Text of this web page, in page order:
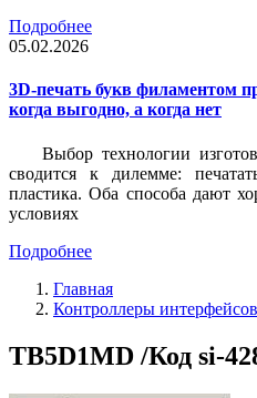
Подробнее
05.02.2026
3D-печать букв филаментом
когда выгодно, а когда нет
Выбор технологии
сводится к дилемме:
пластика. Оба способа дают
условиях
Подробнее
Главная
Контроллеры интерфейсов
TB5D1MD /Код si-